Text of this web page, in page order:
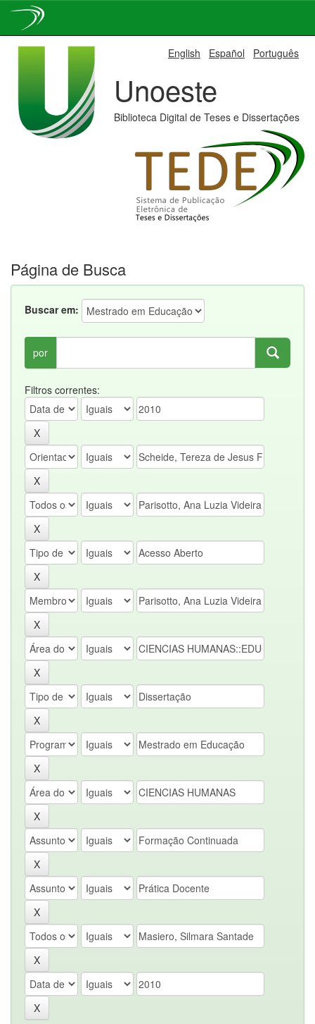
English Español Português
Unoeste
Biblioteca Digital de Teses e Dissertações
Página de Busca
Buscar em:
por
Filtros correntes: